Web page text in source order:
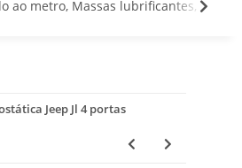
ao metro, Massas lubrificantes, Óleos,
Jeep Jl 4 portas